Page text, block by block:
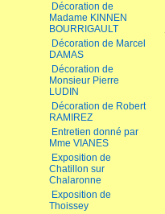
Décoration de
Madame KINNEN
BOURRIGAULT
Décoration de Marcel
DAMAS
Décoration de
Monsieur Pierre
LUDIN
Décoration de Robert
RAMIREZ
Entretien donné par
Mme VIANES
Exposition de
Chatillon sur
Chalaronne
Exposition de
Thoissey